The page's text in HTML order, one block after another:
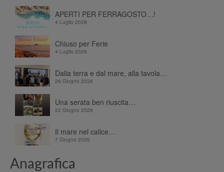
APERTI PER FERRAGOSTO…!
4 Luglio 2026
Chiuso per Ferie
4 Luglio 2026
Dalla terra e dal mare, alla tavola…
26 Giugno 2026
Una serata ben riuscita…
22 Giugno 2026
Il mare nel calice…
7 Giugno 2026
Anagrafica